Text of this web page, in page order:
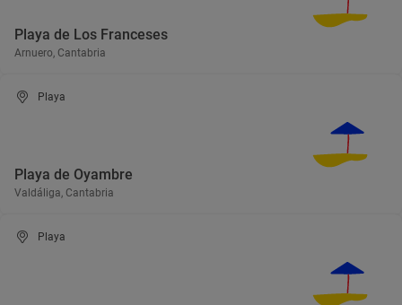
Playa de Los Franceses
Arnuero, Cantabria
Playa
Playa de Oyambre
Valdáliga, Cantabria
Playa